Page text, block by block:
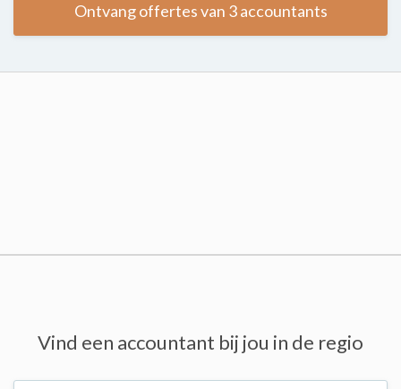
Ontvang offertes van 3 accountants
Vind een accountant bij jou in de regio